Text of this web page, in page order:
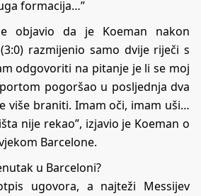
formacija…”
objavio da je Koeman nakon
razmijenio samo dvije riječi s
odgovoriti na pitanje je li se moj
pogoršao u posljednja dva
više braniti. Imam oči, imam uši…
nije rekao”, izjavio je Koeman o
Barcelone.
u Barceloni?
ugovora, a najteži Messijev